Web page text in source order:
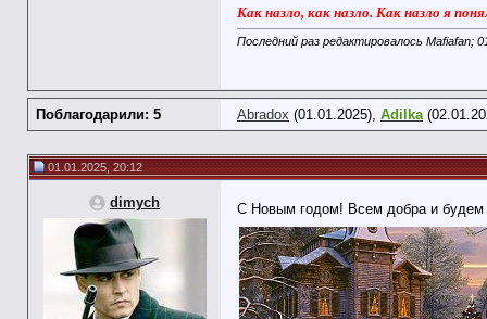
Как назло, как назло. Как назло я
Последний раз редактировалось Mafiafan;
Поблагодарили: 5 Abradox (01.01.2025), Adilka
01.01.2025, 20:12
dimych С Новым годом! Всем добра и будем